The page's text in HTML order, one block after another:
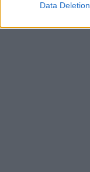
Data Deletion